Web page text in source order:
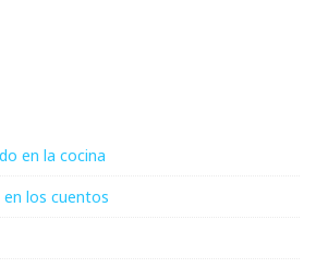
en la cocina
los cuentos